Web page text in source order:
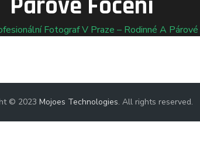
Fotograf V Praze – Rodinné A Párové
© 2023 Mojoes Technologies. All rights reserved.